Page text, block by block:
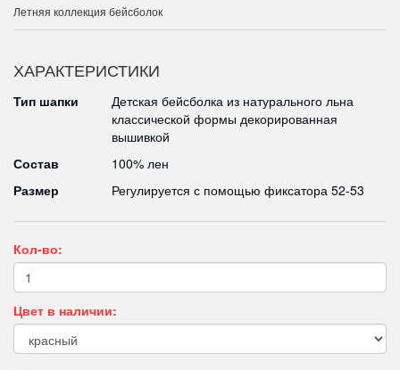
Летняя коллекция бейсболок
ХАРАКТЕРИСТИКИ
Тип шапки
Детская бейсболка из натурального льна
классической формы декорированная
вышивкой
Состав
100% лен
Размер
Регулируется с помощью фиксатора 52-53
Кол-во:
Цвет в наличии: